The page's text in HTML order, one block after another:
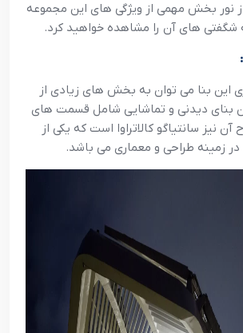
نور بخش مهمی از ویژگی های این مجموعه
شگفتی های آن را مشاهده خواهید کرد.
این بنا می توان به بخش های زیادی از
بنای دیدنی و تماشایی شامل قسمت های
نیز سانتیاگو کالاتراوا است که یکی از
در زمینه طراحی و معماری می باشد.